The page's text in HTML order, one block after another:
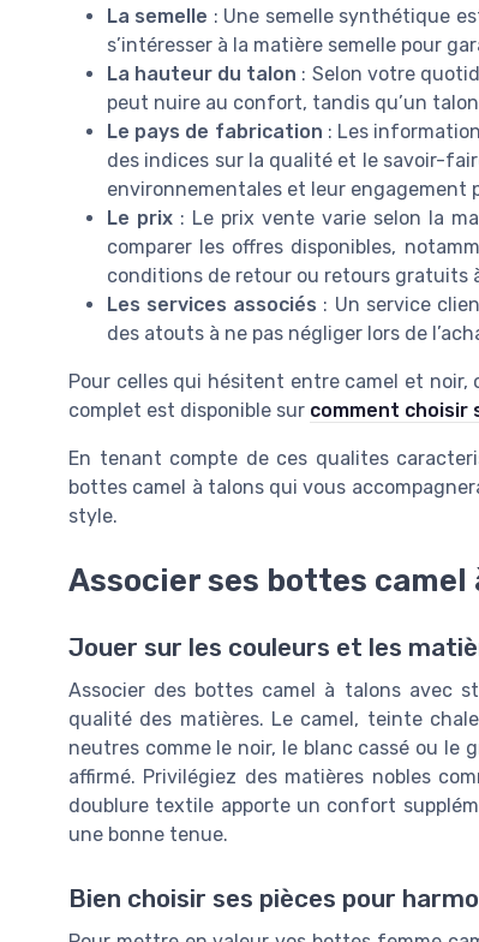
La semelle : Une semelle synthétique
s’intéresser à la matière semelle pour
La hauteur du talon : Selon votre
peut nuire au confort, tandis qu’un
Le pays de fabrication : Les
des indices sur la qualité et le savoir-
environnementales et leur engagement
Le prix : Le prix vente varie selon la
comparer les offres disponibles,
conditions de retour ou retours gratuits
Les services associés : Un service
des atouts à ne pas négliger lors de
Pour celles qui hésitent entre camel et
complet est disponible sur comment choisir
En tenant compte de ces qualites
bottes camel à talons qui vous
style.
Associer ses bottes camel
Jouer sur les couleurs et les
Associer des bottes camel à talons avec
qualité des matières. Le camel, teinte
neutres comme le noir, le blanc cassé ou le
affirmé. Privilégiez des matières nobles
doublure textile apporte un confort
une bonne tenue.
Bien choisir ses pièces pour